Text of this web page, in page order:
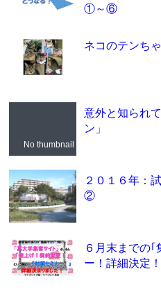
①～⑥
ネコのテンち
No thumbnail
意外と知られ
ン」
２０１６年：
②
６月末までの
ー！詳細決定！